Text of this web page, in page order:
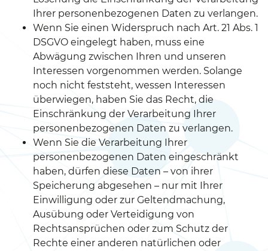
Ihrer personenbezogenen Daten zu verlangen.
Wenn Sie einen Widerspruch nach Art. 21 Abs. 1
DSGVO eingelegt haben, muss eine
Abwägung zwischen Ihren und unseren
Interessen vorgenommen werden. Solange
noch nicht feststeht, wessen Interessen
überwiegen, haben Sie das Recht, die
Einschränkung der Verarbeitung Ihrer
personenbezogenen Daten zu verlangen.
Wenn Sie die Verarbeitung Ihrer
personenbezogenen Daten eingeschränkt
haben, dürfen diese Daten – von ihrer
Speicherung abgesehen – nur mit Ihrer
Einwilligung oder zur Geltendmachung,
Ausübung oder Verteidigung von
Rechtsansprüchen oder zum Schutz der
Rechte einer anderen natürlichen oder